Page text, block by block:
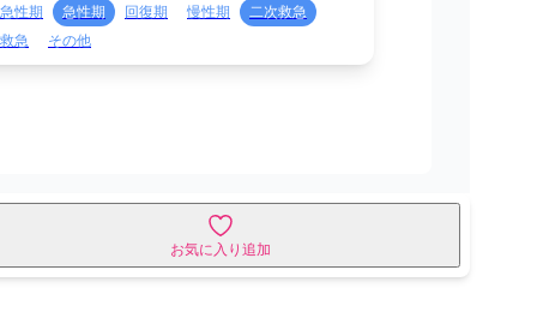
性期 急性期 回復期 慢性期
二次救急
急
その他
お気に入り追加